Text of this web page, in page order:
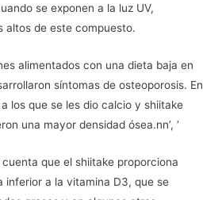
se exponen a la luz UV,
altos de este compuesto.
alimentados con una dieta baja en
síntomas de osteoporosis. En
los que se les dio calcio y shiitake
una mayor densidad ósea.nn’, ‘
que el shiitake proporciona
inferior a la vitamina D3, que se